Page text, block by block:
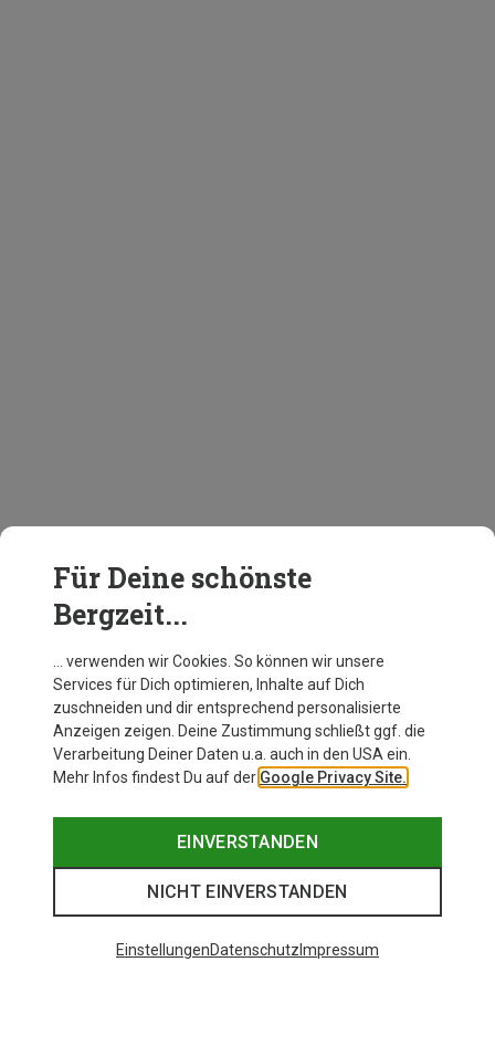
Für Deine schönste
Bergzeit...
… verwenden wir Cookies. So können wir unsere
Services für Dich optimieren, Inhalte auf Dich
zuschneiden und dir entsprechend personalisierte
Anzeigen zeigen. Deine Zustimmung schließt ggf. die
Verarbeitung Deiner Daten u.a. auch in den USA ein.
Mehr Infos findest Du auf der Google Privacy Site.
EINVERSTANDEN
NICHT EINVERSTANDEN
EinstellungenDatenschutz Impressum